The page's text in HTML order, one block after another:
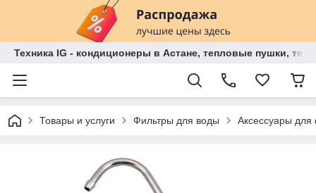
Техника IG - кондиционеры в Астане, тепловые пушки,
Товары и услуги Фильтры для воды Аксессуары для